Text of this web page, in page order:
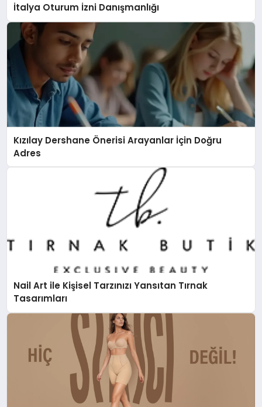
İtalya Oturum İzni Danışmanlığı
Kızılay Dershane Önerisi Arayanlar İçin Doğru
Adres
Nail Art ile Kişisel Tarzınızı Yansıtan Tırnak
Tasarımları